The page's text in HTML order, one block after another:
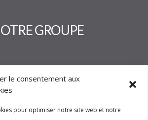
le consentement aux
pour optimiser notre site web et notre
GROUPE